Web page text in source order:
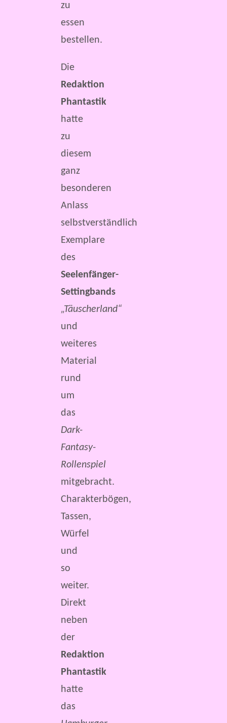
zu
essen
bestellen.
Die
Redaktion
Phantastik
hatte
zu
diesem
ganz
besonderen
Anlass
selbstverständlich
Exemplare
des
Seelenfänger-
Settingbands
„Täuscherland“
und
weiteres
Material
rund
um
das
Dark-
Fantasy-
Rollenspiel
mitgebracht.
Charakterbögen,
Tassen,
Würfel
und
so
weiter.
Direkt
neben
der
Redaktion
Phantastik
hatte
das